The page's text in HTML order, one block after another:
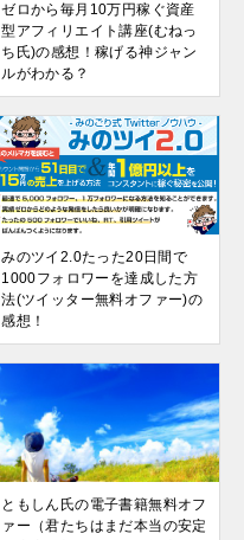
ゼロから毎月10万円稼ぐ資産
型アフィリエイト講座(むねっ
ち氏)の感想！稼げる神ジャン
ルがわかる？
みのツイ2.0たった20日間で
1000フォロワーを達成した方
法(ツイッター無料オファー)の
感想！
ともしん氏の電子書籍無料オフ
ァー（君たちはまだ本当の安定